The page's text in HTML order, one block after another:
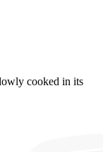
cooked in its